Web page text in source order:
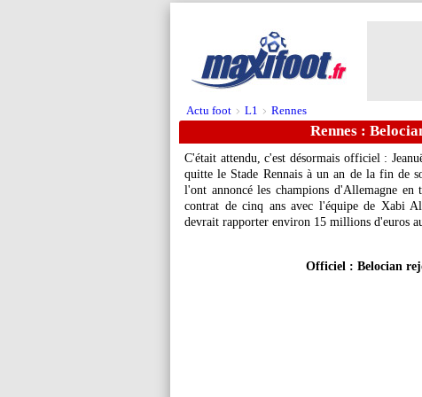
Actu foot > L1 > Rennes
Rennes :
C'était attendu, c'est désormais officiel :
quitte le Stade Rennais à un an de la fin de
l'ont annoncé les champions d'Allemagne
contrat de cinq ans avec l'équipe de Xabi
devrait rapporter environ 15 millions d'euros
Officiel : Belocian